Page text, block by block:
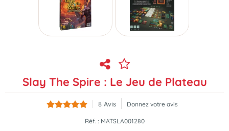
Slay The Spire : Le Jeu de Plateau
8 Avis Donnez votre avis
Réf. : MATSLA001280